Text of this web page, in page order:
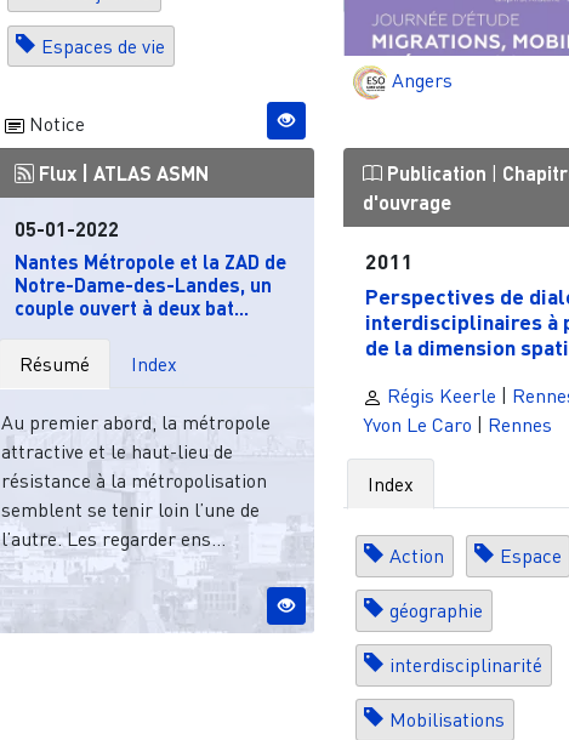
Espaces de vie
Notice
Angers
Flux | ATLAS ASMN
05-01-2022
Nantes Métropole et la ZAD de
Notre-Dame-des-Landes, un
couple ouvert à deux bat...
Résumé Index
Au premier abord, la métropole
attractive et le haut-lieu de
résistance à la métropolisation
semblent se tenir loin l’une de
l’autre. Les regarder ens...
Publication |
d'ouvrage
2011
Perspectives de
interdisciplinaires à
de la dimension
Régis Keerle
Yvon Le Caro
Rennes
Index
Action Espace
géographie
interdisciplinarité
Mobilisations